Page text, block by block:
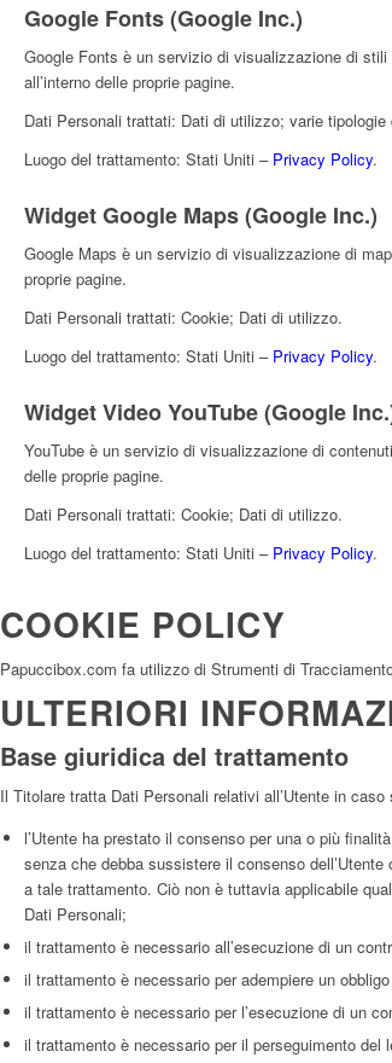
Google Fonts (Google Inc.)
Google Fonts è un servizio di visualizzazione di
all’interno delle proprie pagine.
Dati Personali trattati: Dati di utilizzo; varie
Luogo del trattamento: Stati Uniti – Privacy Policy.
Widget Google Maps (Google Inc.)
Google Maps è un servizio di visualizzazione di
proprie pagine.
Dati Personali trattati: Cookie; Dati di utilizzo.
Luogo del trattamento: Stati Uniti – Privacy Policy.
Widget Video YouTube (Google
YouTube è un servizio di visualizzazione di
delle proprie pagine.
Dati Personali trattati: Cookie; Dati di utilizzo.
Luogo del trattamento: Stati Uniti – Privacy Policy.
COOKIE POLICY
Papuccibox.com fa utilizzo di Strumenti di
ULTERIORI
Base giuridica del trattamento
Il Titolare tratta Dati Personali relativi all’Utente in
l’Utente ha prestato il consenso per una o più
senza che debba sussistere il consenso dell’Utente
a tale trattamento. Ciò non è tuttavia applicabile
Dati Personali;
il trattamento è necessario all’esecuzione di un
il trattamento è necessario per adempiere un
il trattamento è necessario per l’esecuzione di un
il trattamento è necessario per il perseguimento